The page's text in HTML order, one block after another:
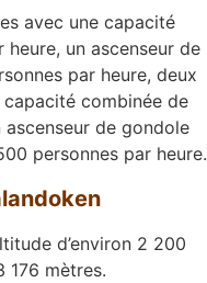
avec une capacité
un ascenseur de
par heure, deux
combinée de
ascenseur de gondole
personnes par heure.
d’environ 2 200
176 mètres.